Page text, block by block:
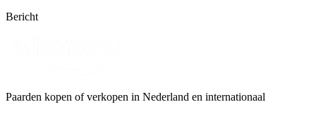
Bericht
Paarden kopen of verkopen in Nederland en internationaal